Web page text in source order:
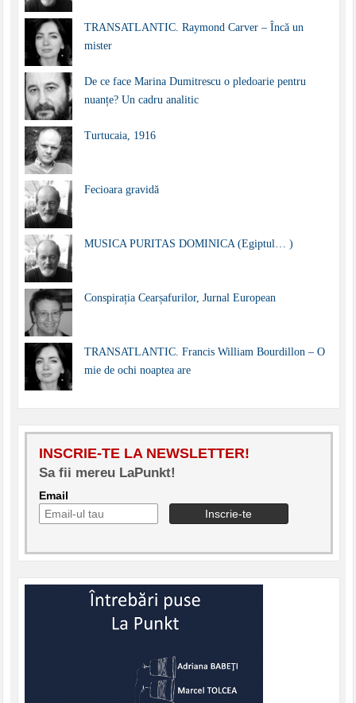
TRANSATLANTIC. Raymond Carver – Încă un
mister
De ce face Marina Dumitrescu o pledoarie pentru
nuanțe? Un cadru analitic
Turtucaia, 1916
Fecioara gravidă
MUSICA PURITAS DOMINICA (Egiptul… )
Conspirația Cearșafurilor, Jurnal European
TRANSATLANTIC. Francis William Bourdillon – O
mie de ochi noaptea are
INSCRIE-TE LA NEWSLETTER!
Sa fii mereu LaPunkt!
Email